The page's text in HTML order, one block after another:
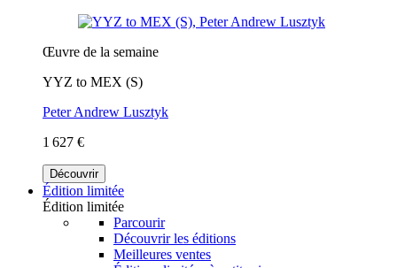
Œuvre de la semaine
YYZ to MEX (S)
Peter Andrew Lusztyk
1 627 €
Découvrir
Édition limitée
Édition limitée
Parcourir
Découvrir les éditions
Meilleures ventes